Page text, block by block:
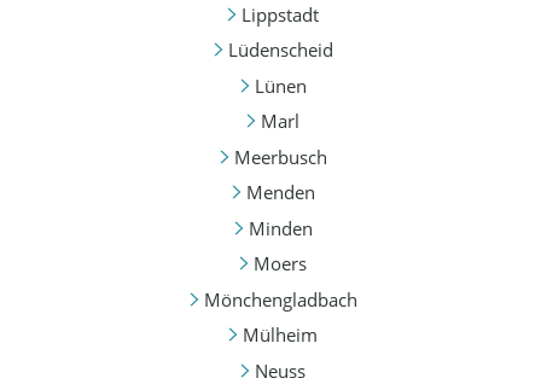
Lippstadt
Lüdenscheid
Lünen
Marl
Meerbusch
Menden
Minden
Moers
Mönchengladbach
Mülheim
Neuss